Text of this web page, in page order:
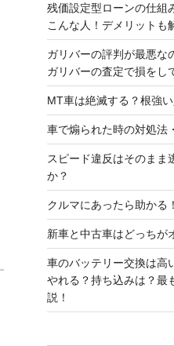
残価設定型ローンの仕組
こんな人！デメリットも
ガリバーの評判が最悪な
ガリバーの査定で損をし
MT車は絶滅する？根強
車で煽られた時の対処法
スピード違反はそのまま
か？
クルマにあったら助かる
新車と中古車はどっちが
車のバッテリー交換は高
やれる？持ち込みは？最
説！